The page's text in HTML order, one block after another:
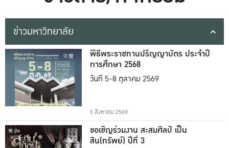
ข่าวมหาวิทยาลัย
พิธีพระราชทานปริญญาบัตร ประจำปี
การศึกษา 2568
วันที่ 5-8 ตุลาคม 2569
5 สิงหาคม 2569
ขอเชิญร่วมงาน สะสมศิลป์ เป็น
สิน(ทรัพย์) ปีที่ 3